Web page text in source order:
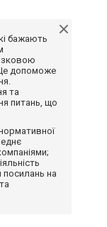
бажають
допоможе
та
питань, що
посилань на